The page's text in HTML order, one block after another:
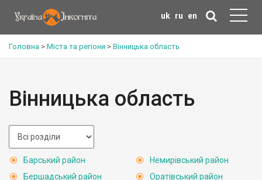
uk ru en
Головна > Міста та регіони > Вінницька область
Вінницька область
Барський район
Бершадський район
Немирівський район
Оратівський район